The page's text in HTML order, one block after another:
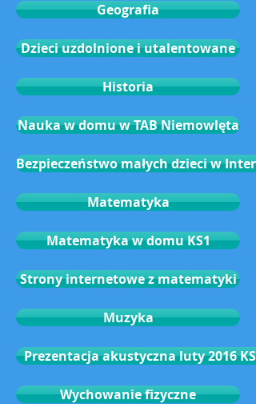
Geografia
Dzieci uzdolnione i utalentowane
Historia
Nauka w domu w TAB Niemowlęta
Bezpieczeństwo małych dzieci w
Matematyka
Matematyka w domu KS1
Strony internetowe z matematyki
Muzyka
Prezentacja akustyczna luty 2016 KS1
Wychowanie fizyczne